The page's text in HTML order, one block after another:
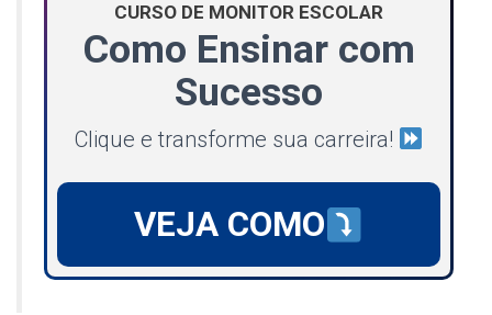
CURSO DE MONITOR ESCOLAR
Como Ensinar com
Sucesso
Clique e transforme sua carreira!
VEJA COMO